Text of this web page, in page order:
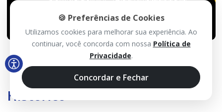
Histórico
🍪 Preferências de Cookies
Utilizamos cookies para melhorar sua experiência. Ao
continuar, você concorda com nossa Política de
Privacidade.
Concordar e Fechar